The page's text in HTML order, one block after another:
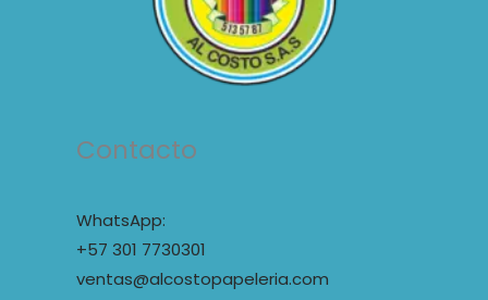
Contacto
WhatsApp:
+57 301 7730301
ventas@alcostopapeleria.com